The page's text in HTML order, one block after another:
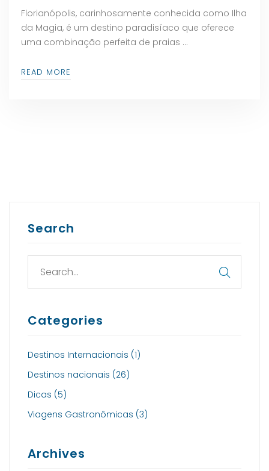
Florianópolis, carinhosamente conhecida como Ilha
da Magia, é um destino paradisíaco que oferece
uma combinação perfeita de praias …
READ MORE
Search
Categories
Destinos Internacionais (1)
Destinos nacionais (26)
Dicas (5)
Viagens Gastronômicas (3)
Archives